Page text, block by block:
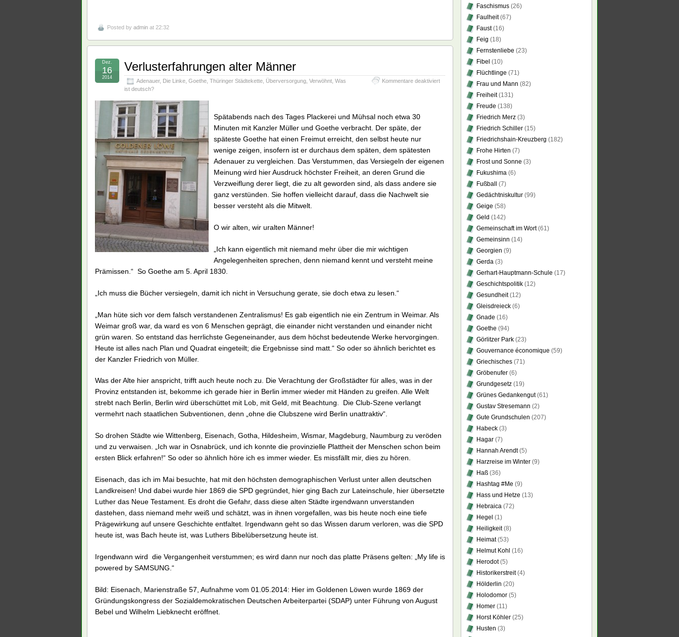
Posted by admin at 22:32
Verlusterfahrungen alter Männer
Adenauer, Die Linke Goethe Thüringer Städtekette Überversorgung Verwöhnt Was
ist deutsch?
Kommentare deaktiviertfür
Verlusterfahrungen
Dez.
16
2014
Spätabends nach des Tages Plackerei und Mühsal noch etwa 30
Minuten mit Kanzler Müller und Goethe verbracht. Der späte, der
späteste Goethe hat einen Freimut erreicht, den selbst heute nur
wenige zeigen, insofern ist er durchaus dem späten, dem spätesten
Adenauer zu vergleichen. Das Verstummen, das Versiegeln der eigenen
Meinung wird hier Ausdruck höchster Freiheit, an deren Grund die
Verzweiflung derer liegt, die zu alt geworden sind, als dass andere sie
ganz verstünden. Sie hoffen vielleicht darauf, dass die Nachwelt sie
besser versteht als die Mitwelt.
O wir alten, wir uralten Männer!
„Ich kann eigentlich mit niemand mehr über die mir wichtigen
Angelegenheiten sprechen, denn niemand kennt und versteht meine
Prämissen.“ So Goethe am 5. April 1830.
„Ich muss die Bücher versiegeln, damit ich nicht in Versuchung gerate, sie doch etwa zu lesen.“
„Man hüte sich vor dem falsch verstandenen Zentralismus! Es gab eigentlich nie ein Zentrum in Weimar. Als
Weimar groß war, da ward es von 6 Menschen geprägt, die einander nicht verstanden und einander nicht
grün waren. So entstand das herrlichste Gegeneinander, aus dem höchst bedeutende Werke hervorgingen.
Heute ist alles nach Plan und Quadrat eingeteilt; die Ergebnisse sind matt.“ So oder so ähnlich berichtet es
der Kanzler Friedrich von Müller.
Was der Alte hier anspricht, trifft auch heute noch zu. Die Verachtung der Großstädter für alles, was in der
Provinz entstanden ist, bekomme ich gerade hier in Berlin immer wieder mit Händen zu greifen. Alle Welt
strebt nach Berlin, Berlin wird überschüttet mit Lob, mit Geld, mit Beachtung. Die Club-Szene verlangt
vermehrt nach staatlichen Subventionen, denn „ohne die Clubszene wird Berlin unattraktiv“.
So drohen Städte wie Wittenberg, Eisenach, Gotha, Hildesheim, Wismar, Magdeburg, Naumburg zu veröden
und zu verwaisen. „Ich war in Osnabrück, und ich konnte die provinzielle Plattheit der Menschen schon beim
ersten Blick erfahren!“ So oder so ähnlich höre ich es immer wieder. Es missfällt mir, dies zu hören.
Eisenach, das ich im Mai besuchte, hat mit den höchsten demographischen Verlust unter allen deutschen
Landkreisen! Und dabei wurde hier 1869 die SPD gegründet, hier ging Bach zur Lateinschule, hier übersetzte
Luther das Neue Testament. Es droht die Gefahr, dass diese alten Städte irgendwann unverstanden
dastehen, dass niemand mehr weiß und schätzt, was in ihnen vorgefallen, was bis heute noch eine tiefe
Prägewirkung auf unsere Geschichte entfaltet. Irgendwann geht so das Wissen darum verloren, was die SPD
heute ist, was Bach heute ist, was Luthers Bibelübersetzung heute ist.
Irgendwann wird die Vergangenheit verstummen; es wird dann nur noch das platte Präsens gelten: „My life is
powered by SAMSUNG.“
Bild: Eisenach, Marienstraße 57, Aufnahme vom 01.05.2014: Hier im Goldenen Löwen wurde 1869 der
Gründungskongress der Sozialdemokratischen Deutschen Arbeiterpartei (SDAP) unter Führung von August
Bebel und Wilhelm Liebknecht eröffnet.
Faschismus (26)
Faulheit(67)
Faust(16)
Feig (18)
Fernstenliebe (23)
Fibel (10)
Flüchtlinge (71)
Frau und Mann (82)
Freiheit(131)
Freude (138)
Friedrich Merz (3)
Friedrich Schiller (15)
Friedrichshain-Kreuzberg (182)
Frohe Hirten (7)
Frost und Sonne (3)
Fukushima (6)
Fußball
(7)
Gedächtniskultur (99)
Geige (58)
Geld (142)
Gemeinschaft im Wort(61)
Gemeinsinn (14)
Georgien (9)
Gerda (3)
Gerhart-Hauptmann-Schule (17)
Geschichtspolitik (12)
Gesundheit(12)
Gleisdreieck (6)
Gnade (16)
Goethe (94)
Görlitzer Park (23)
Gouvernance économique (59)
Griechisches (71)
Gröbenufer (6)
Grundgesetz (19)
Grünes Gedankengut(61)
Gustav Stresemann (2)
Gute Grundschulen (207)
Habeck (3)
Hagar (7)
Hannah Arendt(5)
Harzreise im Winter (9)
Haß (36)
Hashtag #Me (9)
Hass und Hetze (13)
Hebraica (72)
Hegel (1)
Heiligkeit(8)
Heimat(53)
Helmut Kohl (16)
Herodot(5)
Historikerstreit(4)
Hölderlin (20)
Holodomor (5)
Homer (11)
Horst Köhler (25)
Husten (3)